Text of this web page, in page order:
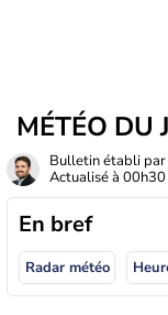
MÉTÉO DU
Bulletin établi par
Actualisé à 00h30
En bref
Radar météo